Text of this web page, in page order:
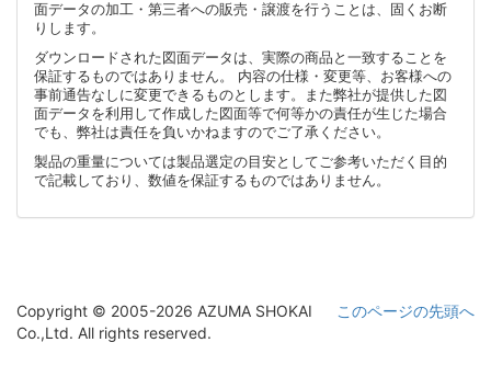
面データの加工・第三者への販売・譲渡を行うことは、固くお断
りします。
ダウンロードされた図面データは、実際の商品と一致することを
保証するものではありません。 内容の仕様・変更等、お客様への
事前通告なしに変更できるものとします。また弊社が提供した図
面データを利用して作成した図面等で何等かの責任が生じた場合
でも、弊社は責任を負いかねますのでご了承ください。
製品の重量については製品選定の目安としてご参考いただく目的
で記載しており、数値を保証するものではありません。
このページの先頭へ
Copyright © 2005-2026 AZUMA SHOKAI
Co.,Ltd. All rights reserved.